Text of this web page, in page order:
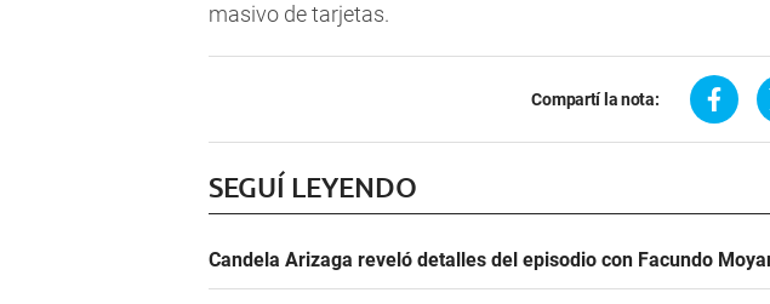
masivo de tarjetas.
Compartí la nota:
SEGUÍ LEYENDO
Candela Arizaga reveló detalles del episodio con Facundo